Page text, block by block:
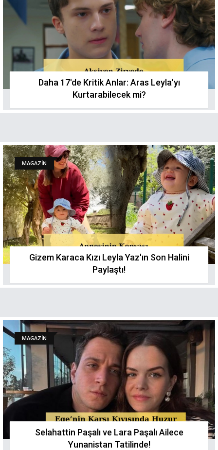
Daha 17'de Kritik Anlar: Aras Leyla'yı
Kurtarabilecek mi?
MAGAZİN
Gizem Karaca Kızı Leyla Yaz'ın Son Halini
Paylaştı!
MAGAZİN
Selahattin Paşalı ve Lara Paşalı Ailece
Yunanistan Tatilinde!